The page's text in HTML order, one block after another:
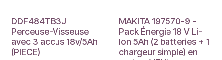
DDF484TB3J
Perceuse-Visseuse
avec 3 accus 18v/5Ah
(PIECE)
MAKITA 197570-9 -
Pack Énergie 18 V Li-
Ion 5Ah (2 batteries + 1
chargeur simple) en